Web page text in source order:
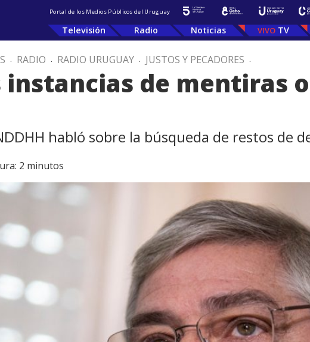
Portal de los Medios Públicos del Uruguay
Televisión Radio Noticias TV
. RADIO . RADIO URUGUAY . JUSTOS Y PECADORES .
instancias de mentiras
habló sobre la búsqueda de restos de
2 minutos